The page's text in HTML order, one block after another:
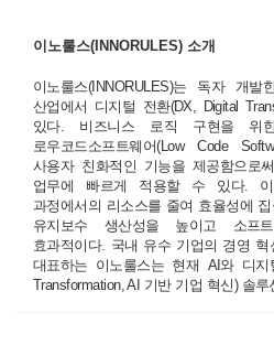
이노룰스(INNORULES) 소개
이노룰스(INNORULES)는 독자 개
산업에서 디지털 전환(DX, Digital
있다. 비즈니스 로직 구현을 위
로우코드소프트웨어(Low Code
사용자 친화적인 기능을 제공함으로
업무에 빠르게 적용할 수 있다.
과정에서의 리소스를 줄여 효율성에
유지보수 생산성을 높이고 소프
효과적이다. 국내 유수 기업의 경영
대표하는 이노룰스는 현재 AI와 디
Transformation, AI 기반 기업 혁신) 솔